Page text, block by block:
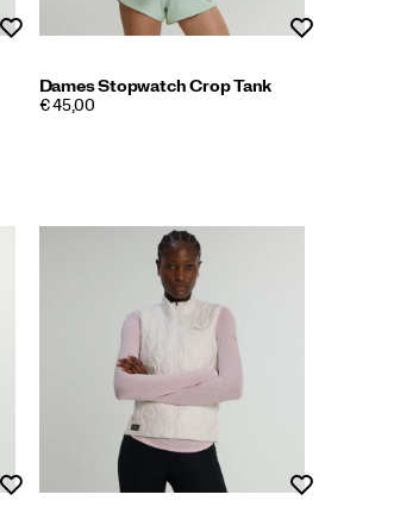
Dames Stopwatch Crop Tank
PRICE
€ 45,00